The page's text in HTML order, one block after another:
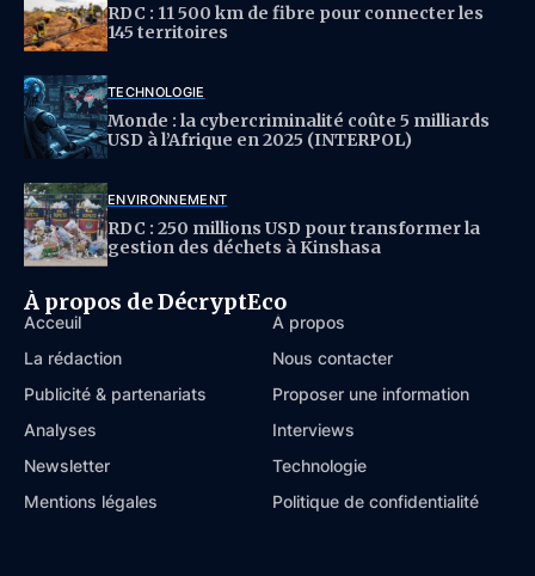
RDC : 11 500 km de fibre pour connecter les
145 territoires
TECHNOLOGIE
Monde : la cybercriminalité coûte 5 milliards
USD à l’Afrique en 2025 (INTERPOL)
ENVIRONNEMENT
RDC : 250 millions USD pour transformer la
gestion des déchets à Kinshasa
À propos de DécryptEco
Acceuil
À propos
La rédaction
Nous contacter
Publicité & partenariats
Proposer une information
Analyses
Interviews
Newsletter
Technologie
Mentions légales
Politique de confidentialité